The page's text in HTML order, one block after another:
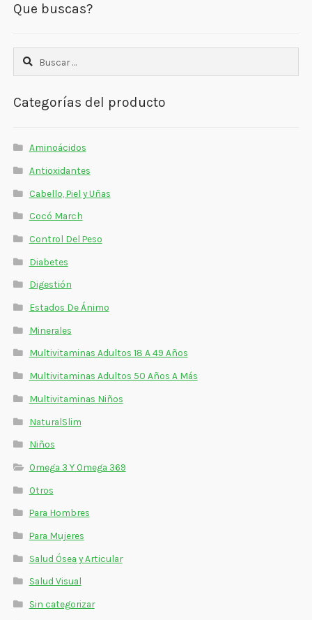
Que buscas?
Buscar:
Categorías del producto
Aminoácidos
Antioxidantes
Cabello, Piel y Uñas
Cocó March
Control Del Peso
Diabetes
Digestión
Estados De Ánimo
Minerales
Multivitaminas Adultos 18 A 49 Años
Multivitaminas Adultos 50 Años A Más
Multivitaminas Niños
NaturalSlim
Niños
Omega 3 Y Omega 369
Otros
Para Hombres
Para Mujeres
Salud Ósea y Articular
Salud Visual
Sin categorizar